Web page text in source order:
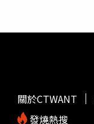
關於CTWANT
發燒熱搜